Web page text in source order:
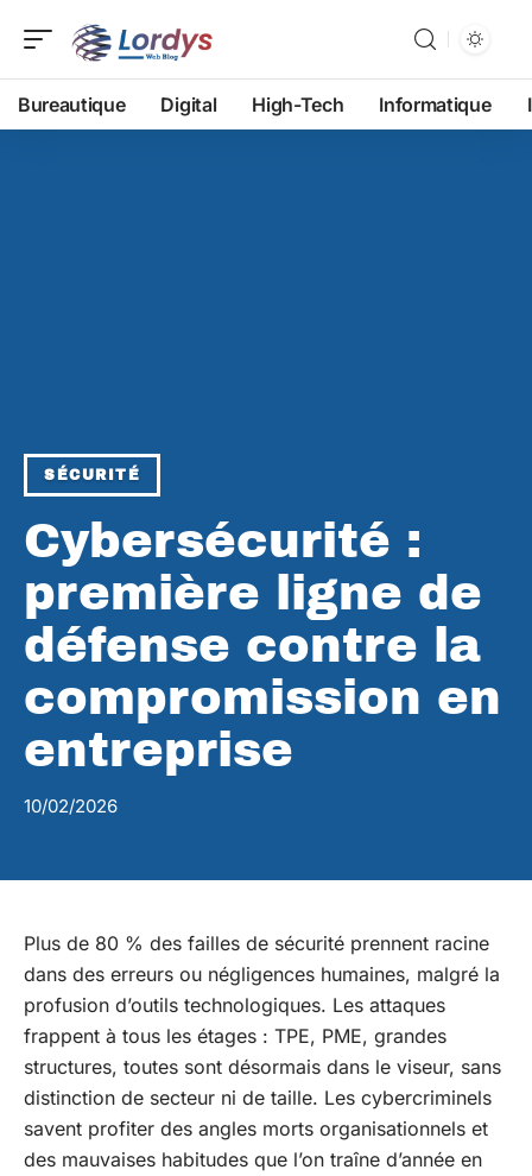
Bureautique Digital High-Tech Informatique
SÉCURITÉ
Cybersécurité :
première ligne de
défense contre la
compromission en
entreprise
10/02/2026
Plus de 80 % des failles de sécurité prennent racine
dans des erreurs ou négligences humaines, malgré la
profusion d’outils technologiques. Les attaques
frappent à tous les étages : TPE, PME, grandes
structures, toutes sont désormais dans le viseur, sans
distinction de secteur ni de taille. Les cybercriminels
savent profiter des angles morts organisationnels et
des mauvaises habitudes que l’on traîne d’année en